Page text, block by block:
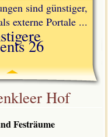
sind günstiger,
externe Portale ...
26
Hof
Festräume